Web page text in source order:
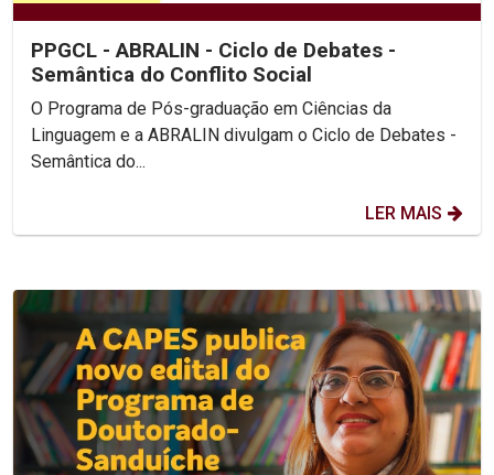
PPGCL - ABRALIN - Ciclo de Debates -
Semântica do Conflito Social
O Programa de Pós-graduação em Ciências da
Linguagem e a ABRALIN divulgam o Ciclo de Debates -
Semântica do...
LER MAIS